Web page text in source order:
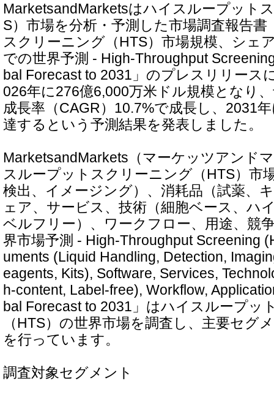
MarketsandMarketsはハイスループット
S）市場を分析・予測した市場調査報告
スクリーニング（HTS）市場規模、シェ
での世界予測 - High-Throughput
bal Forecast to 2031」のプレスリリース
026年に276億6,000万米ドル規模となり
成長率（CAGR）10.7%で成長し、2031
達するという予測結果を発表しました。
MarketsandMarkets（マーケッツアンド
スループットスクリーニング（HTS）市
検出、イメージング）、消耗品（試薬、
ェア、サービス、技術（細胞ベース、ハ
ベルフリー）、ワークフロー、用途、競
界市場予測 - High-Throughput Screening
uments (Liquid Handling, Detection,
eagents, Kits), Software, Services,
h-content, Label-free), Workflow,
bal Forecast to 2031」はハイスループッ
（HTS）の世界市場を調査し、主要セグ
を行っています。
調査対象セグメント